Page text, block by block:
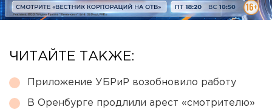
ЧИТАЙТЕ ТАКЖЕ:
Приложение УБРиР возобновило работу
В Оренбурге продлили арест «смотрителю»